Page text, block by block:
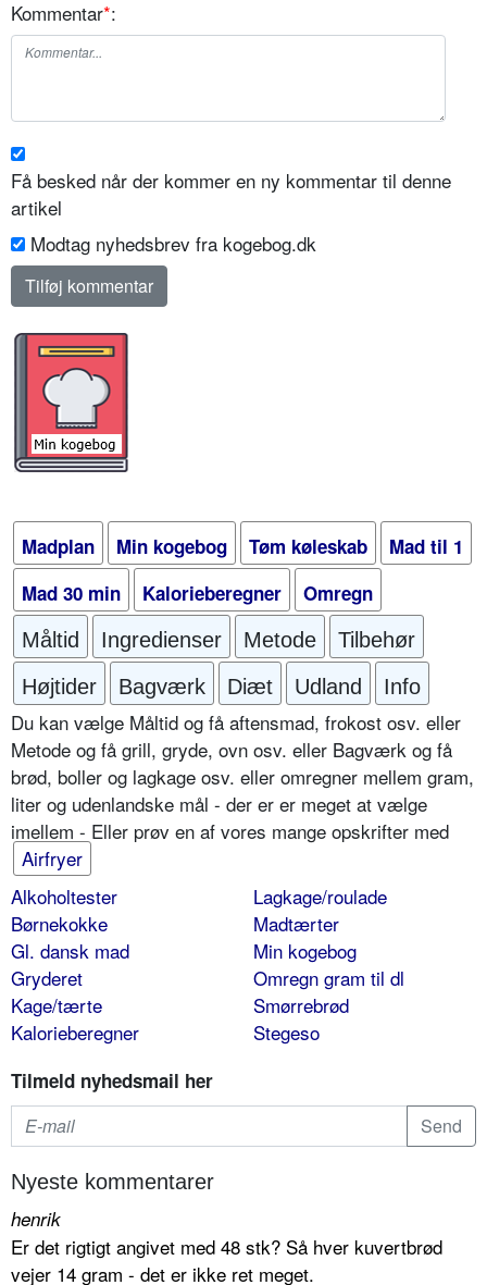
Kommentar*:
Få besked når der kommer en ny kommentar til denne
artikel
Modtag nyhedsbrev fra kogebog.dk
Madplan Min kogebog Tøm køleskab
Mad til 1
Mad 30 min
Kalorieberegner Omregn
Måltid Ingredienser Metode
Tilbehør
Højtider
Bagværk Diæt Udland Info
Du kan vælge Måltid og få aftensmad, frokost osv. eller
Metode og få grill, gryde, ovn osv. eller Bagværk og få
brød, boller og lagkage osv. eller omregner mellem gram,
liter og udenlandske mål - der er er meget at vælge
imellem - Eller prøv en af vores mange opskrifter med
Airfryer
Alkoholtester
Børnekokke
Gl. dansk mad
Gryderet
Kage/tærte
Kalorieberegner
Lagkage/roulade
Madtærter
Min kogebog
Omregn gram til dl
Smørrebrød
Stegeso
Tilmeld nyhedsmail her
Nyeste kommentarer
henrik
Er det rigtigt angivet med 48 stk? Så hver kuvertbrød
vejer 14 gram - det er ikke ret meget.